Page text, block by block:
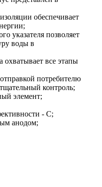
обеспечивает
указателя позволяет
воды в
охватывает все этапы
потребителю
контроль;
элемент;
- С;
анодом;